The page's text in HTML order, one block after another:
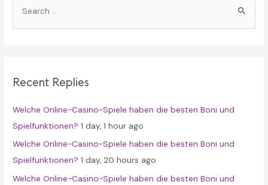
h
o
r
:
Recent Replies
Welche Online-Casino-Spiele haben die besten Boni und
Spielfunktionen? 1 day, 1 hour ago
Welche Online-Casino-Spiele haben die besten Boni und
Spielfunktionen? 1 day, 20 hours ago
Welche Online-Casino-Spiele haben die besten Boni und